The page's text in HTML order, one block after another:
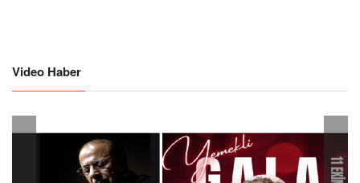
Video Haber